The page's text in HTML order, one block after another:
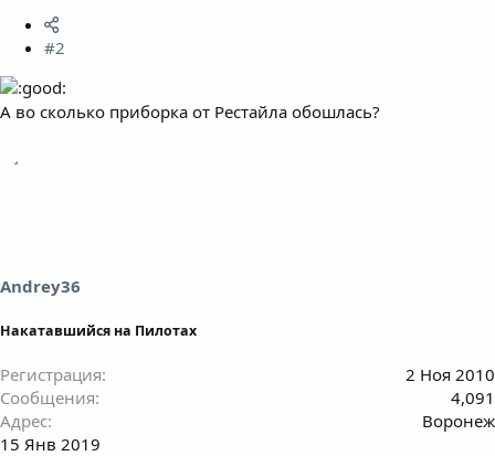
#2
А во сколько приборка от Рестайла обошлась?
Andrey36
Накатавшийся на Пилотах
Регистрация
2 Ноя 2010
Сообщения
4,091
Адрес
Воронеж
15 Янв 2019